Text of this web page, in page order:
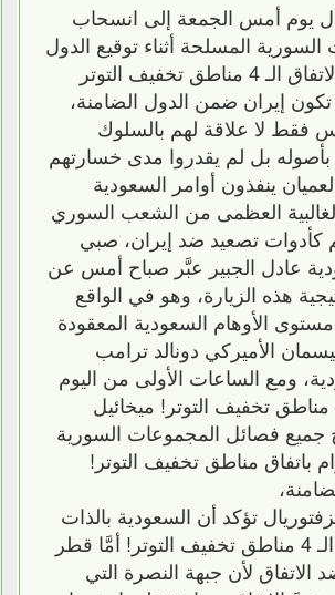
يوم أمس الجمعة إلى انسحاب
المسلحة أثناء توقيع الدول
الثلاث الضامنة لاتفاق الـ 4 مناطق تخفيف التوتر
إيران ضمن الدول الضامنة،
فقط لا علاقة لهم بالسلوك
بأصوله بل لم يقدروا مدى خسارتهم
ينفذون أوامر السعودية
العظمى من الشعب السوري
كأدوات تصعيد ضد إيران، صبي
عادل الجبير عبَّر صباح أمس عن
هذه الزيارة، وهو في الواقع
الأوهام السعودية المعقودة
الأميركي دونالد ترامب
ومع الساعات الأولى من اليوم
يبدأ تطبيق الـ 4 مناطق تخفيف التوتر! ميخائيل
جميع فصائل المجموعات السورية
باتفاق مناطق تخفيف التوتر!
تؤكد أن السعودية بالذات
تقف ضد اتفاق الـ 4 مناطق تخفيف التوتر! أمَّا قطر
الاتفاق لأن جبهة النصرة التي